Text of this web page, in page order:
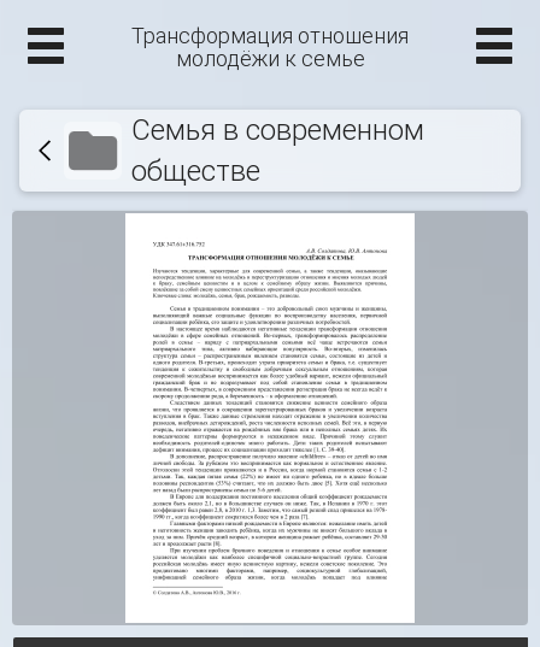
Трансформация отношения
молодёжи к семье
Семья в современном
обществе